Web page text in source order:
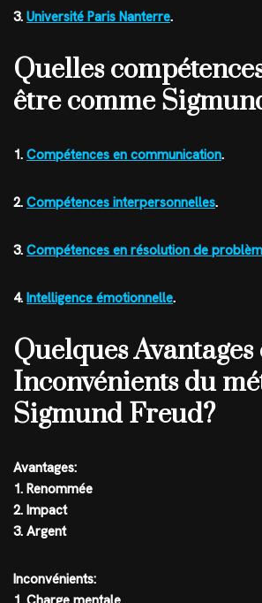
3. Université Paris Nanterre.
Quelles
être comme
1. Compétences en communication.
2. Compétences interpersonnelles.
3. Compétences en résolution de
4. Intelligence émotionnelle.
Quelques Avantages
Inconvénients du
Sigmund Freud?
Avantages:
1. Renommée
2. Impact
3. Argent
Inconvénients: